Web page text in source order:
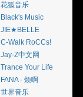
花狐音乐
Black's Music
JIE★BELLE
C-Walk RoCCs!
Jay-Z中文网
Trance Your Life
FANA - 烦啊
世界音乐